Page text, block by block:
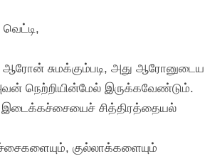
சுமக்கும்படி, அது ஆரோனுடைய
நெற்றியின்மேல் இருக்கவேண்டும்.
இடைக்கச்சையைச் சித்திரத்தையல்
குல்லாக்களையும்